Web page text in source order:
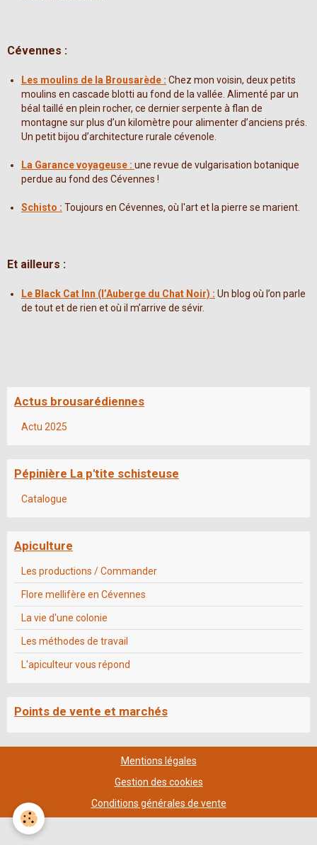
Cévennes :
Les moulins de la Brousarède : Chez mon voisin, deux petits
moulins en cascade blotti au fond de la vallée. Alimenté par un
béal taillé en plein rocher, ce dernier serpente à flan de
montagne sur plus d’un kilomètre pour alimenter d’anciens prés.
Un petit bijou d’architecture rurale cévenole.
La Garance voyageuse : une revue de vulgarisation botanique
perdue au fond des Cévennes !
Schisto : Toujours en Cévennes, où l'art et la pierre se marient.
Et ailleurs :
Le Black Cat Inn (l’Auberge du Chat Noir) : Un blog où l’on parle
de tout et de rien et où il m’arrive de sévir.
Actus brousarédiennes
Actu 2025
Pépinière La p'tite schisteuse
Catalogue
Apiculture
Les productions / Commander
Flore mellifère en Cévennes
La vie d'une colonie
Les méthodes de travail
L'apiculteur vous répond
Points de vente et marchés
Mentions légales
Gestion des cookies
Conditions générales de vente